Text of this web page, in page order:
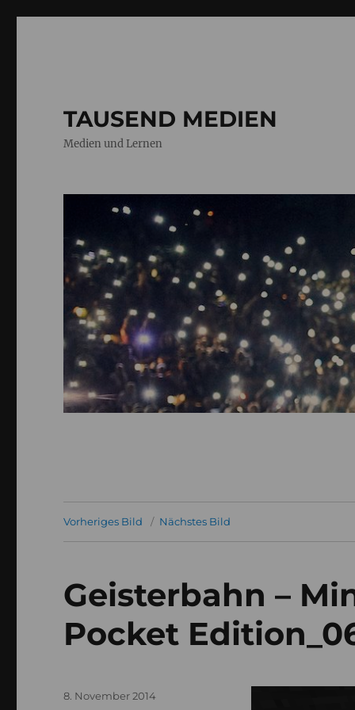
TAUSEND MEDIEN
Medien und Lernen
Vorheriges Bild Nächstes Bild
Geisterbahn –
Pocket
Veröffentlicht
8. November 2014